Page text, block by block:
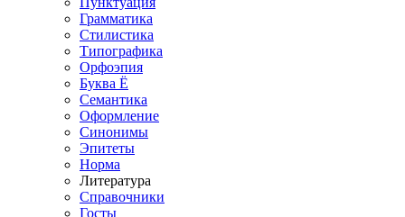
Грамматика
Стилистика
Типографика
Орфоэпия
Буква Ё
Семантика
Оформление
Синонимы
Эпитеты
Норма
Литература
Справочники
Госты